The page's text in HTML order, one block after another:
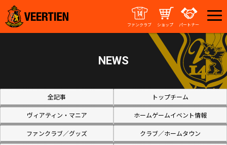
ファンクラブ ショップ パートナー
NEWS
全記事 トップチーム
ヴィアティン・マニア ホームゲームイベント情報
ファンクラブ／グッズ クラブ／ホームタウン